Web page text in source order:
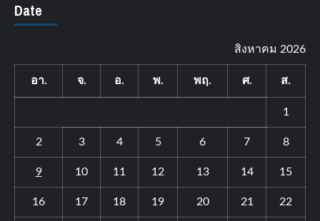
Date
สิงหาคม 2026
อา. จ. อ. พ. พฤ. ศ. ส.
1
2 3 4 5 6 7 8
9 10 11 12 13 14 15
16 17 18 19 20 21 22